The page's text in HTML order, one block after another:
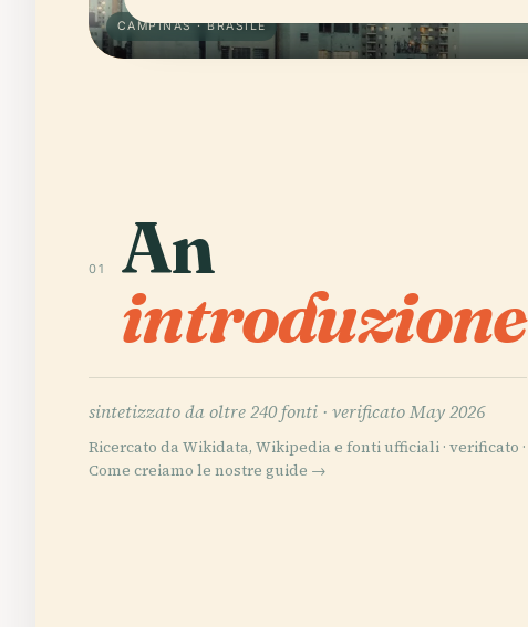
CAMPINAS · BRASILE
01 An
introduzione
sintetizzato da oltre 240 fonti · verificato May 2026
Ricercato da Wikidata, Wikipedia e fonti ufficiali · verificato ·
Come creiamo le nostre guide →